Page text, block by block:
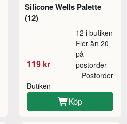
Silicone Wells Palette
(12)
119 kr
12 i butiken
Fler än 20
på
postorder
Butiken
Postorder
Köp